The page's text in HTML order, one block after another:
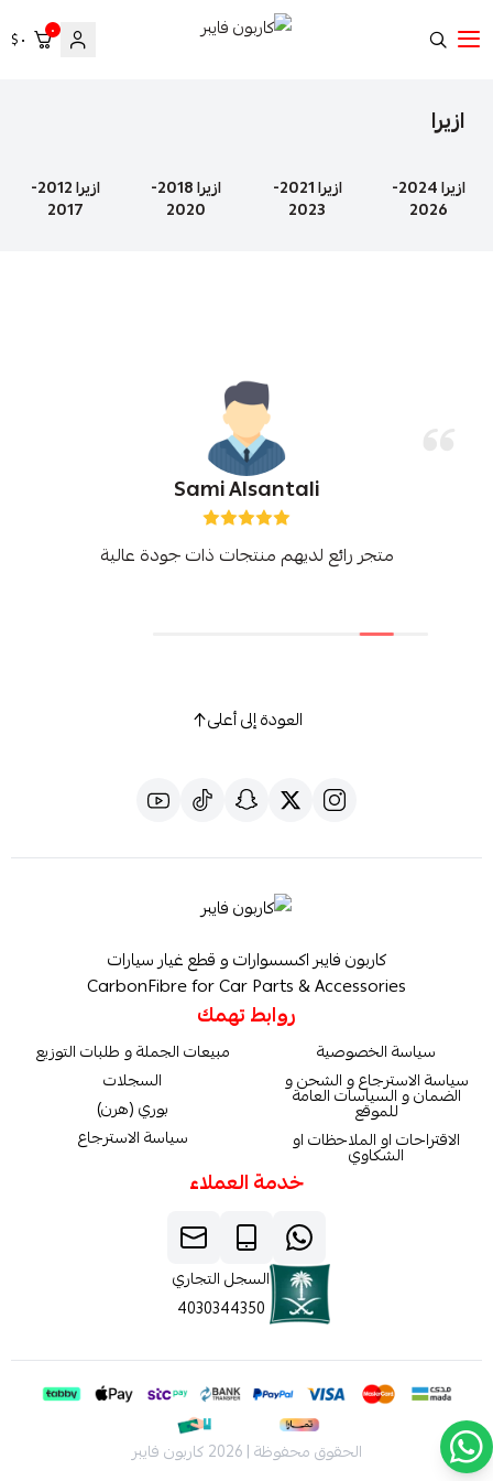
٠ ٠ $
ازيرا
ازيرا 2024-
2026
ازيرا 2021-
2023
ازيرا 2018-
2020
ازيرا 2012-
2017
Sami Alsantali
متجر رائع لديهم منتجات ذات جودة عالية
العودة إلى أعلى
كاربون فايبر اكسسوارات و قطع غيار سيارات
CarbonFibre for Car Parts & Accessories
روابط تهمك
سياسة الخصوصية
سياسة الاسترجاع و الشحن و
الضمان و السياسات العامة
للموقع
الاقتراحات او الملاحظات او
الشكاوي
مبيعات الجملة و طلبات التوزيع
السجلات
بوري (هرن)
سياسة الاسترجاع
خدمة العملاء
السجل التجاري
4030344350
الحقوق محفوظة | 2026 كاربون فايبر